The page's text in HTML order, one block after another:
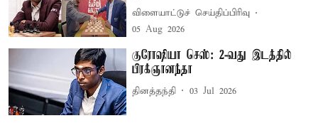
விளையாட்டுச் செய்திப்பிரிவு
05 Aug 2026
குரோஷியா செஸ்: 2-வது இடத்தில்
பிரக்ஞானந்தா
தினத்தந்தி 03 Jul 2026